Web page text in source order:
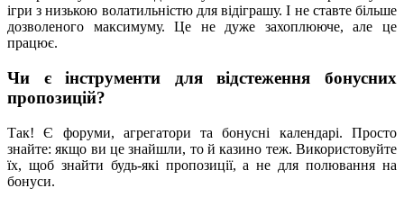
ігри з низькою волатильністю для відіграшу. І не ставте більше
дозволеного максимуму. Це не дуже захоплююче, але це
працює.
Чи є інструменти для відстеження бонусних
пропозицій?
Так! Є форуми, агрегатори та бонусні календарі. Просто
знайте: якщо ви це знайшли, то й казино теж. Використовуйте
їх, щоб знайти будь-які пропозиції, а не для полювання на
бонуси.